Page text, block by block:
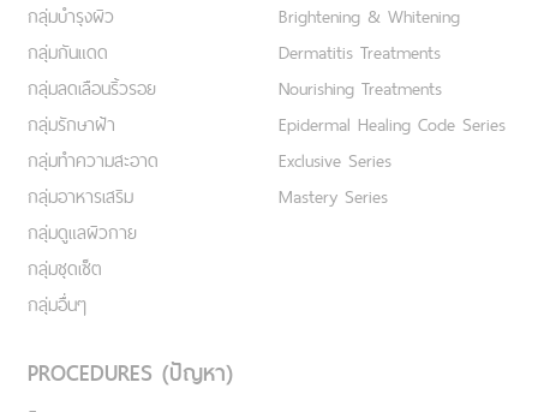
กลุ่มบำรุงผิว
กลุ่มกันแดด
กลุ่มลดเลือนริ้วรอย
กลุ่มรักษาฝ้า
กลุ่มทำความสะอาด
กลุ่มอาหารเสริม
กลุ่มดูแลผิวกาย
กลุ่มชุดเซ็ต
กลุ่มอื่นๆ
Brightening & Whitening
Dermatitis Treatments
Nourishing Treatments
Epidermal Healing Code Series
Exclusive Series
Mastery Series
PROCEDURES (ปัญหา)